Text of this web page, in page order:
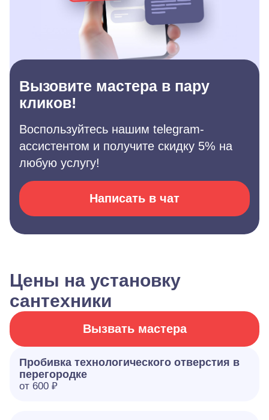
Вызовите мастера в пару
кликов!
Воспользуйтесь нашим telegram-
ассистентом и получите скидку 5% на
любую услугу!
Написать в чат
Цены на установку
сантехники
Вызвать мастера
Пробивка технологического отверстия в
перегородке
от 600 ₽